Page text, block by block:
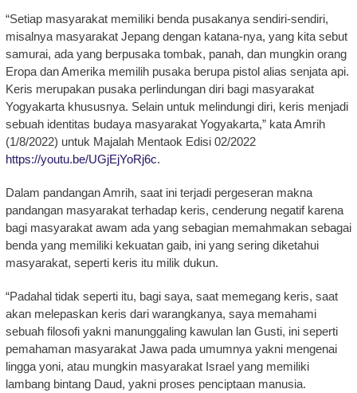
“Setiap masyarakat memiliki benda pusakanya sendiri-sendiri,
misalnya masyarakat Jepang dengan katana-nya, yang kita sebut
samurai, ada yang berpusaka tombak, panah, dan mungkin orang
Eropa dan Amerika memilih pusaka berupa pistol alias senjata api.
Keris merupakan pusaka perlindungan diri bagi masyarakat
Yogyakarta khususnya. Selain untuk melindungi diri, keris menjadi
sebuah identitas budaya masyarakat Yogyakarta,” kata Amrih
(1/8/2022) untuk Majalah Mentaok Edisi 02/2022
https://youtu.be/UGjEjYoRj6c.
Dalam pandangan Amrih, saat ini terjadi pergeseran makna
pandangan masyarakat terhadap keris, cenderung negatif karena
bagi masyarakat awam ada yang sebagian memahmakan sebagai
benda yang memiliki kekuatan gaib, ini yang sering diketahui
masyarakat, seperti keris itu milik dukun.
“Padahal tidak seperti itu, bagi saya, saat memegang keris, saat
akan melepaskan keris dari warangkanya, saya memahami
sebuah filosofi yakni manunggaling kawulan lan Gusti, ini seperti
pemahaman masyarakat Jawa pada umumnya yakni mengenai
lingga yoni, atau mungkin masyarakat Israel yang memiliki
lambang bintang Daud, yakni proses penciptaan manusia.